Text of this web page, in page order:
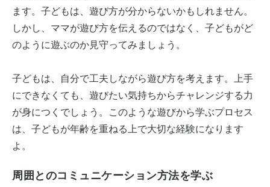
ます。子どもは、遊び方が分からないかもしれません。
しかし、ママが遊び方を伝えるのではなく、子どもがど
のように遊ぶのか見守ってみましょう。
子どもは、自分で工夫しながら遊び方を考えます。上手
にできなくても、遊びたい気持ちからチャレンジする力
が身につくでしょう。このような遊びから学ぶプロセス
は、子どもが年齢を重ねる上で大切な経験になります
よ。
周囲とのコミュニケーション方法を学ぶ